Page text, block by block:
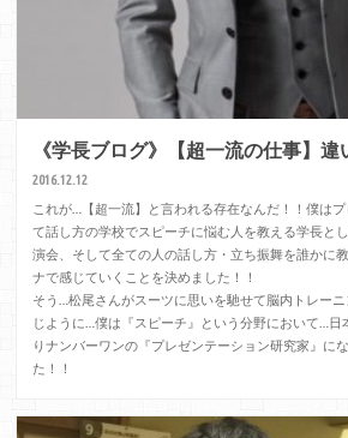
《学長ブログ》【超一流の仕事】
2016.12.12
これが…【超一流】と言われる存在なんだ！！僕は
て話し方の学校でスピーチに悩む人を教える学長と
演会、そして全ての人の話し方・立ち振舞を誰かに
ナで感じていくことを決めました！！
そう…松尾さんがスーツに思いを馳せて脳内トレー
じように…僕は『スピーチ』という分野において…日
りナンバーワンの『プレゼンテーション研究家』に
た！！